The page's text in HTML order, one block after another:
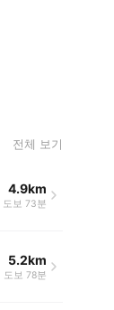
전체 보기
4.9km
도보 73분
5.2km
도보 78분